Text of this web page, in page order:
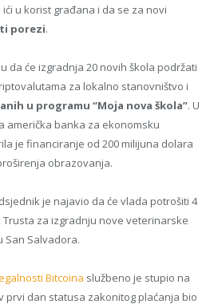
u korist građana i da se za novi
porezi.
da će izgradnja 20 novih škola podržati
za lokalno stanovništvo i
u programu “Moja nova škola”. U
američka banka za ekonomsku
je financiranje od 200 milijuna dolara
obrazovanja.
je najavio da će vlada potrošiti 4
Trusta za izgradnju nove veterinarske
San Salvadora.
Bitcoina službeno je stupio na
prvi dan statusa zakonitog plaćanja bio